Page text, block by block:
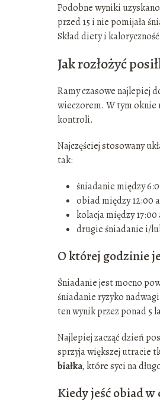
Podobne wyniki
przed 15 i nie pomijała
Skład diety i
Jak rozłożyć
Ramy czasowe najlepiej
wieczorem. W tym oknie
kontroli.
Najczęściej stosowany
tak:
śniadanie między
obiad między 12:00
kolacja między
drugie śniadanie i/
O której godzinie
Śniadanie jest mocno
śniadanie ryzyko nadwagi
ten wynik przez ponad 5
Najlepiej zacząć dzień
sprzyja większej utracie
białka, które syci na
Kiedy jeść obiad w